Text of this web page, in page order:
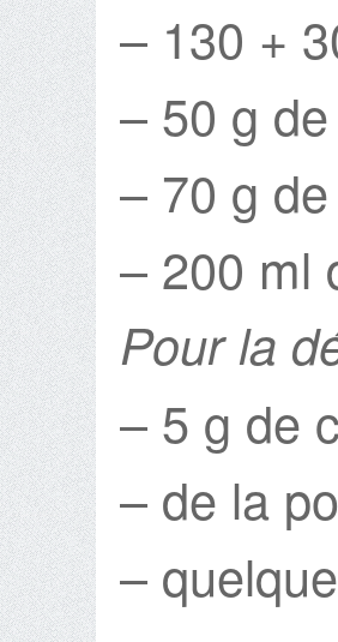
– 130 +
– 50 g
– 70 g
– 200 ml
Pour la
– 5 g de
– de la
–